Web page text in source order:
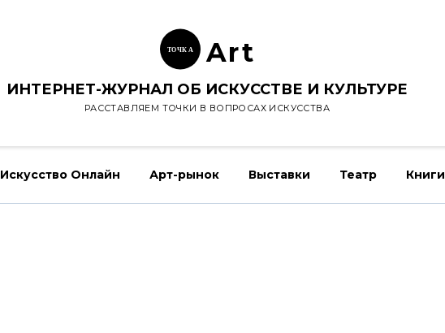
ТОЧК А Art
ИНТЕРНЕТ-ЖУРНАЛ ОБ ИСКУССТВЕ И КУЛЬТУРЕ
РАССТАВЛЯЕМ ТОЧКИ В ВОПРОСАХ ИСКУССТВА
Искусство Онлайн Арт-рынок Выставки Театр Книги